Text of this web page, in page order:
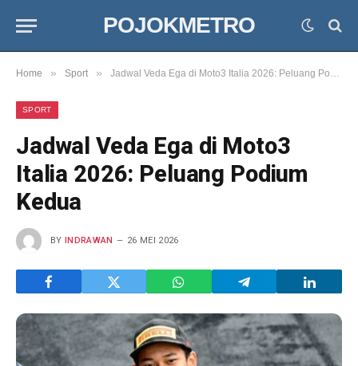
POJOKMETRO
Home » Sport » Jadwal Veda Ega di Moto3 Italia 2026: Peluang Podium Kedua
SPORT
Jadwal Veda Ega di Moto3
Italia 2026: Peluang Podium
Kedua
BY INDRAWAN 26 MEI 2026